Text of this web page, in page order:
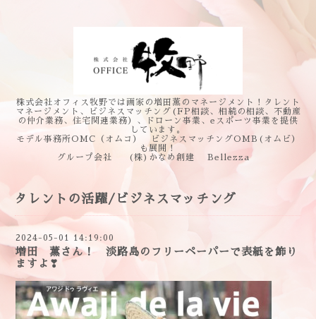
株式会社オフィス牧野では画家の増田薫のマネージメント！タレント
マネージメント、ビジネスマッチング(FP相談、相続の相談、不動産
の仲介業務、住宅関連業務）、ドローン事業、eスポーツ事業を提供
しています。
モデル事務所OMC（オムコ） ビジネスマッチングOMB(オムビ）
も展開！
グループ会社 (株)かなめ創建 Bellezza
タレントの活躍/ビジネスマッチング
2024-05-01 14:19:00
増田 薫さん！ 淡路島のフリーペーパーで表紙を飾り
ますよ❣